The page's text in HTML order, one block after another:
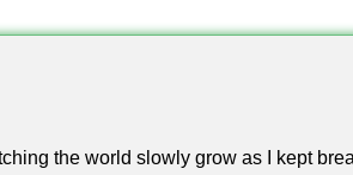
the world slowly grow as I kept